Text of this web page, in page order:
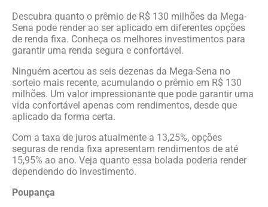
Descubra quanto o prêmio de R$ 130 milhões da Mega-
Sena pode render ao ser aplicado em diferentes opções
de renda fixa. Conheça os melhores investimentos para
garantir uma renda segura e confortável.
Ninguém acertou as seis dezenas da Mega-Sena no
sorteio mais recente, acumulando o prêmio em R$ 130
milhões. Um valor impressionante que pode garantir uma
vida confortável apenas com rendimentos, desde que
aplicado da forma certa.
Com a taxa de juros atualmente a 13,25%, opções
seguras de renda fixa apresentam rendimentos de até
15,95% ao ano. Veja quanto essa bolada poderia render
dependendo do investimento.
Poupança